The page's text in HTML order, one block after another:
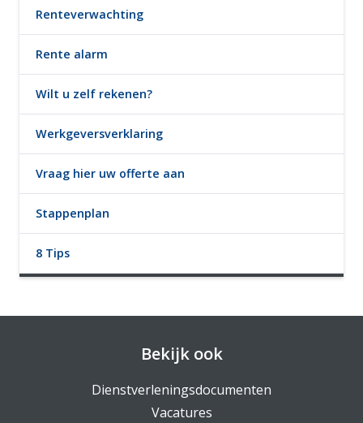
Renteverwachting
Rente alarm
Wilt u zelf rekenen?
Werkgeversverklaring
Vraag hier uw offerte aan
Stappenplan
8 Tips
Bekijk ook
Dienstverleningsdocumenten
Vacatures